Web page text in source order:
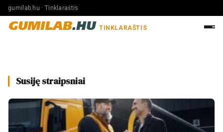
gumilab.hu · Tinklaraštis
GUMILAB.HU TINKLARAŠTIS
Susiję straipsniai